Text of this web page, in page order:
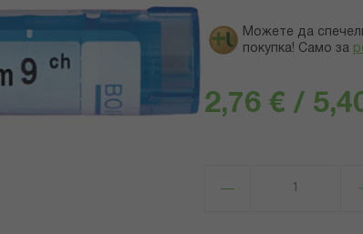
Можете да
покупка! Само за
2,76 € /